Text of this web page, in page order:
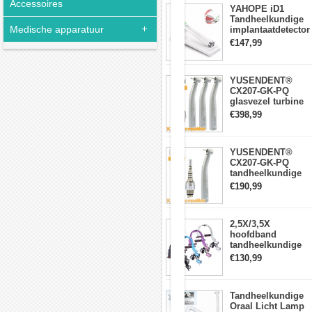
Accessoires
Medische apparatuur
YAHOPE iD1
Tandheelkundige
implantaatdetector
implantaatlocator
slimme
€147,99
YUSENDENT®
CX207-GK-PQ
glasvezel turbine
handstuk KAVO-
compatibel
x3)
€398,99
YUSENDENT®
CX207-GK-PQ
tandheelkundige
turbine-handstuk
compatibel met
€190,99
2,5X/3,5X
hoofdband
tandheelkundige
verrekijkerloepen
met 5W LED-
€130,99
Tandheelkundige
Oraal Licht Lamp
siliconen
zachte
rubberen
strip
gordijn
kan
effectief
voorkomen
dat
stof
het
werk
zweeft.
Ingebouwde
uitgerust
met
uitlaatopeningen,
krachtige
ventilatoren,
zuiveringsfilters
stofopvangzakken.
Deze